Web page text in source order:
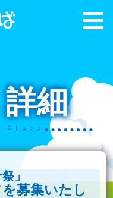
詳細
」
募集いたし